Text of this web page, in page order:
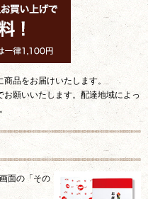
品をお届けいたします。
願いいたします。配達地域によっ
面の「その